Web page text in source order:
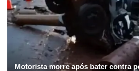
Motorista morre após bater contra